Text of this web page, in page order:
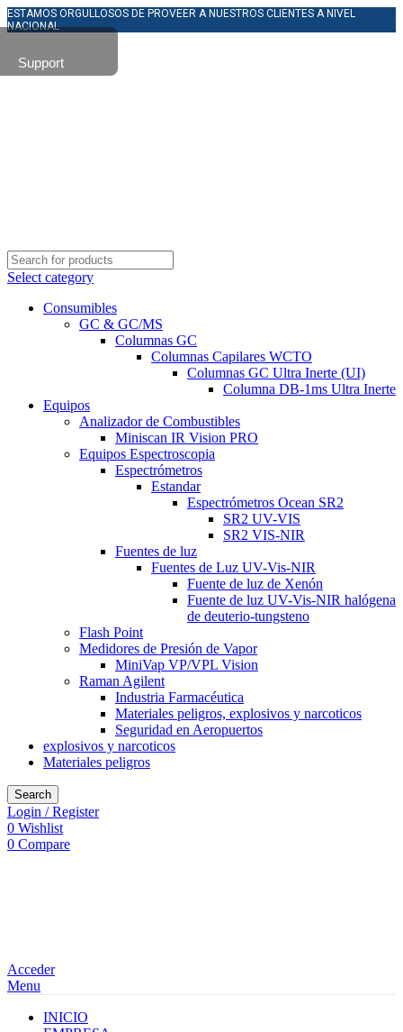
ESTAMOS ORGULLOSOS DE PROVEER A NUESTROS CLIENTES A NIVEL
NACIONAL
Select category
Consumibles
GC & GC/MS
Columnas GC
Columnas Capilares WCTO
Columnas GC Ultra Inerte (UI)
Columna DB-1ms Ultra Inerte
Equipos
Analizador de Combustibles
Miniscan IR Vision PRO
Equipos Espectroscopia
Espectrómetros
Estandar
Espectrómetros Ocean SR2
SR2 UV-VIS
SR2 VIS-NIR
Fuentes de luz
Fuentes de Luz UV-Vis-NIR
Fuente de luz de Xenón
Fuente de luz UV-Vis-NIR halógena
de deuterio-tungsteno
Flash Point
Medidores de Presión de Vapor
MiniVap VP/VPL Vision
Raman Agilent
Industria Farmacéutica
Materiales peligros, explosivos y narcoticos
Seguridad en Aeropuertos
explosivos y narcoticos
Materiales peligros
Search
Login / Register
0 Wishlist
0 Compare
Acceder
Menu
INICIO
Support